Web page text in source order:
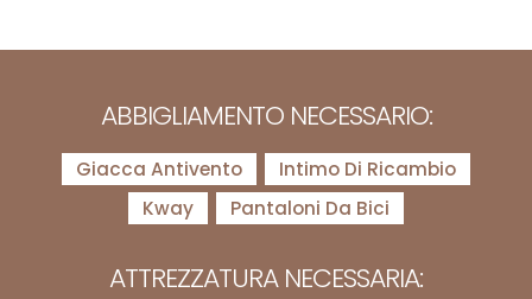
ABBIGLIAMENTO NECESSARIO:
Giacca Antivento
Intimo Di Ricambio
Kway
Pantaloni Da Bici
ATTREZZATURA NECESSARIA: